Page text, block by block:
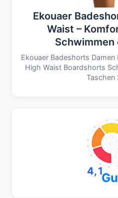
Ekouaer
Waist –
Ekouaer Badeshorts
High Waist Boardshorts
Taschen
4,1